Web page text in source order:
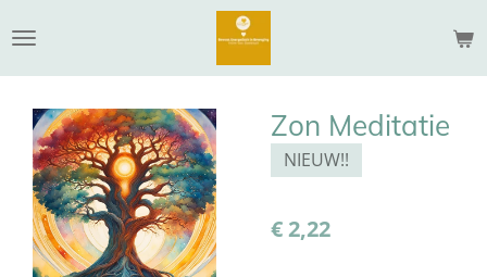
direct
naar
hoofdinhoud
Zon Meditatie
NIEUW!!
€ 2,22